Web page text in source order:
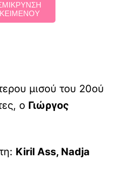
ΚΕΙΜΕΝΟΥ
μισού του 20ού
ο Γιώργος
Kiril Ass, Nadja